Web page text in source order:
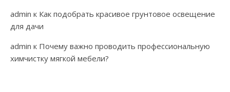
admin к Как подобрать красивое грунтовое освещение
для дачи
admin к Почему важно проводить профессиональную
химчистку мягкой мебели?